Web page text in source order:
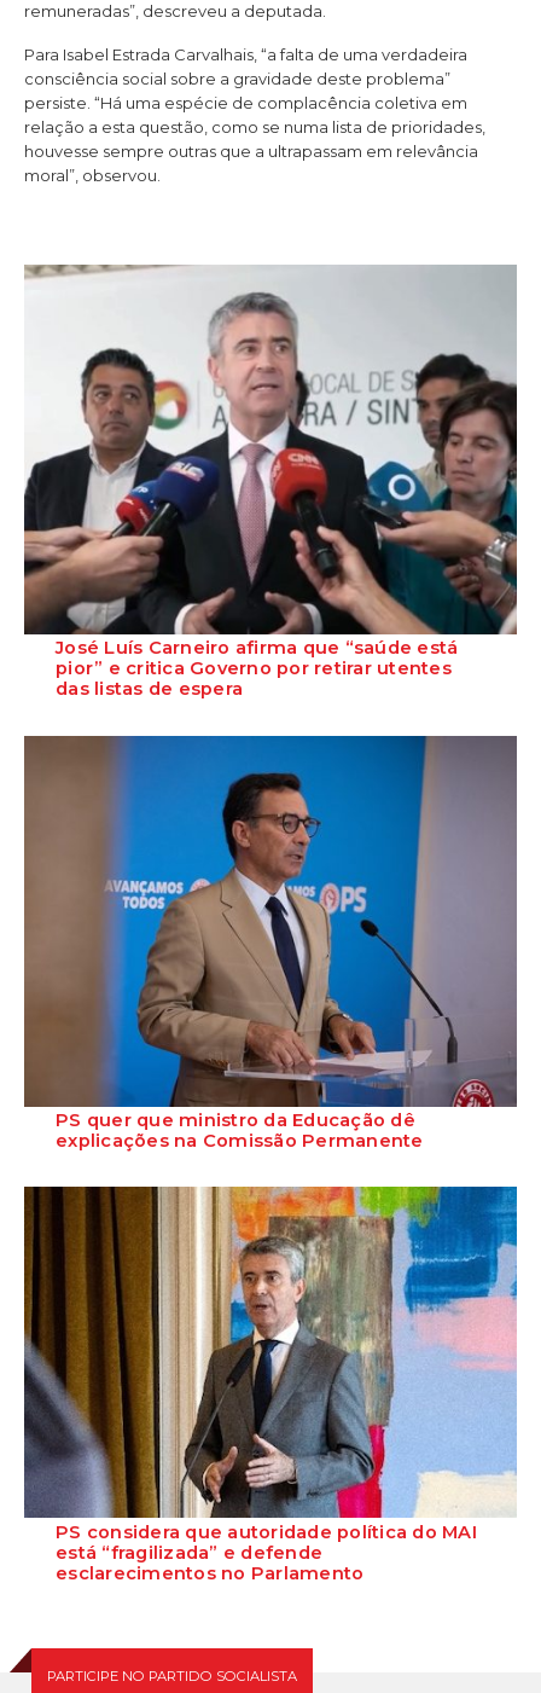
remuneradas”, descreveu a deputada.
Para Isabel Estrada Carvalhais, “a falta de uma verdadeira
consciência social sobre a gravidade deste problema”
persiste. “Há uma espécie de complacência coletiva em
relação a esta questão, como se numa lista de prioridades,
houvesse sempre outras que a ultrapassam em relevância
moral”, observou.
José Luís Carneiro afirma que “saúde está
pior” e critica Governo por retirar utentes
das listas de espera
PS quer que ministro da Educação dê
explicações na Comissão Permanente
requerer a presença do minist...
PS considera que autoridade política do MAI
está “fragilizada” e defende
esclarecimentos no Parlamento
PARTICIPE NO PARTIDO SOCIALISTA